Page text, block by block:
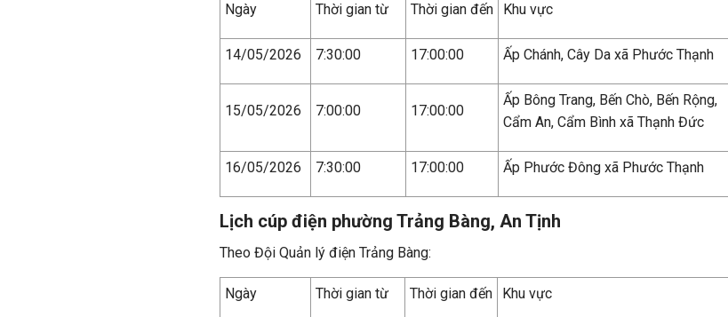
Ngày Thời gian từ Thời gian đến Khu vực
14/05/2026 7:30:00 17:00:00 Ấp Chánh, Cây Da xã Phước Thạnh
15/05/2026 7:00:00 17:00:00
Ấp Bông Trang, Bến Chò, Bến Rộng,
Cẩm An, Cẩm Bình xã Thạnh Đức
16/05/2026 7:30:00 17:00:00 Ấp Phước Đông xã Phước Thạnh
Lịch cúp điện phường Trảng Bàng, An Tịnh
Theo Đội Quản lý điện Trảng Bàng:
Ngày Thời gian từ Thời gian đến Khu vực